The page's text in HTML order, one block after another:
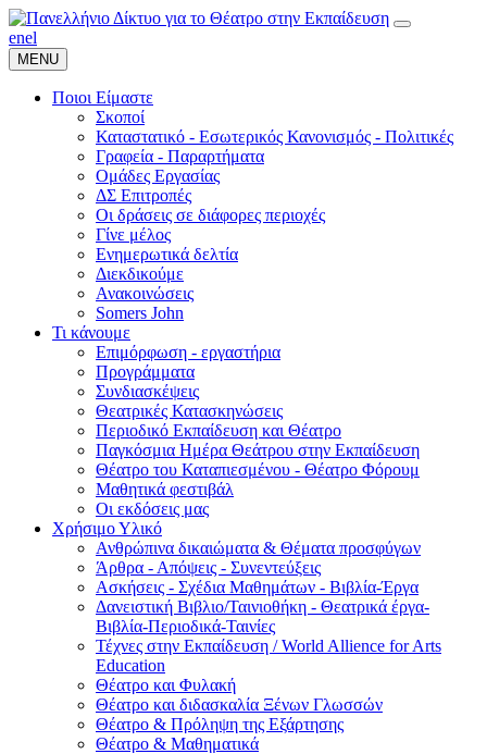
enel
MENU
Ποιοι Είμαστε
Σκοποί
Καταστατικό - Εσωτερικός Κανονισμός - Πολιτικές
Γραφεία - Παραρτήματα
Ομάδες Εργασίας
ΔΣ Επιτροπές
Οι δράσεις σε διάφορες περιοχές
Γίνε μέλος
Ενημερωτικά δελτία
Διεκδικούμε
Ανακοινώσεις
Somers John
Τι κάνουμε
Επιμόρφωση - εργαστήρια
Προγράμματα
Συνδιασκέψεις
Θεατρικές Κατασκηνώσεις
Περιοδικό Εκπαίδευση και Θέατρο
Παγκόσμια Ημέρα Θεάτρου στην Εκπαίδευση
Θέατρο του Καταπιεσμένου - Θέατρο Φόρουμ
Μαθητικά φεστιβάλ
Οι εκδόσεις μας
Χρήσιμο Υλικό
Ανθρώπινα δικαιώματα & Θέματα προσφύγων
Άρθρα - Απόψεις - Συνεντεύξεις
Ασκήσεις - Σχέδια Μαθημάτων - Βιβλία-Έργα
Δανειστική Βιβλιο/Ταινιοθήκη - Θεατρικά έργα-
Βιβλία-Περιοδικά-Ταινίες
Τέχνες στην Εκπαίδευση / World Allience for Arts
Education
Θέατρο και Φυλακή
Θέατρο και διδασκαλία Ξένων Γλωσσών
Θέατρο & Πρόληψη της Εξάρτησης
Θέατρο & Μαθηματικά